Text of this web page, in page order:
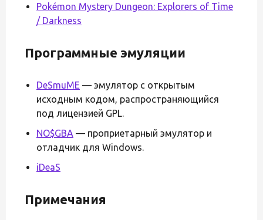
Pokémon Mystery Dungeon: Explorers of Time
/ Darkness
Программные эмуляции
DeSmuME — эмулятор с открытым
исходным кодом, распространяющийся
под лицензией GPL.
NO$GBA — проприетарный эмулятор и
отладчик для Windows.
iDeaS
Примечания